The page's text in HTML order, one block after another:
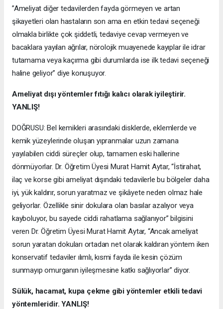
”Ameliyat diğer tedavilerden fayda görmeyen ve artan
şikayetleri olan hastaların son ama en etkin tedavi seçeneği
olmakla birlikte çok şiddetli, tedaviye cevap vermeyen ve
bacaklara yayılan ağrılar, nörolojik muayenede kayıplar ile idrar
tutamama veya kaçırma gibi durumlarda ise ilk tedavi seçeneği
haline geliyor” diye konuşuyor.
Ameliyat dışı yöntemler fıtığı kalıcı olarak iyileştirir.
YANLIŞ!
DOĞRUSU: Bel kemikleri arasındaki disklerde, eklemlerde ve
kemik yüzeylerinde oluşan yıpranmalar uzun zamana
yayılabilen ciddi süreçler olup, tamamen eski hallerine
dönmüyorlar. Dr. Öğretim Üyesi Murat Hamit Aytar, “İstirahat,
ilaç ve korse gibi ameliyat dışındaki tedavilerle bu bölgeler daha
iyi, yük kaldırır, sorun yaratmaz ve şikâyete neden olmaz hale
geliyorlar. Özellikle sinir dokulara olan basılar azalıyor veya
kayboluyor, bu sayede ciddi rahatlama sağlanıyor” bilgisini
veren Dr. Öğretim Üyesi Murat Hamit Aytar, “Ancak ameliyat
sorun yaratan dokuları ortadan net olarak kaldıran yöntem iken
konservatif tedaviler ılımlı, kısmi fayda ile kesin çözüm
sunmayıp omurganın iyileşmesine katkı sağlıyorlar” diyor.
Sülük, hacamat, kupa çekme gibi yöntemler etkili tedavi
yöntemleridir. YANLIŞ!